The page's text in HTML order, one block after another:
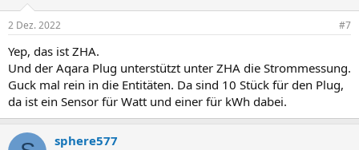
e
:
2 Dez. 2022 #7
Yep, das ist ZHA.
Und der Aqara Plug unterstützt unter ZHA die Strommessung.
Guck mal rein in die Entitäten. Da sind 10 Stück für den Plug,
da ist ein Sensor für Watt und einer für kWh dabei.
sphere577